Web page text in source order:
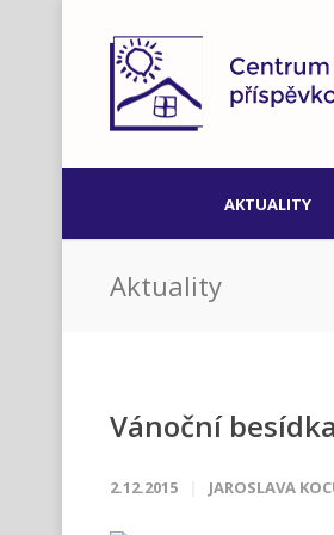
AKTUALITY
Aktuality
Vánoční besídka
2.12.2015 JAROSLAVA